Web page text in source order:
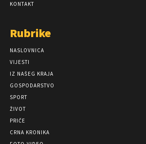
KONTAKT
Rubrike
NASLOVNICA
VIJESTI
IZ NAŠEG KRAJA
GOSPODARSTVO
SPORT
ŽIVOT
PRIČE
CRNA KRONIKA